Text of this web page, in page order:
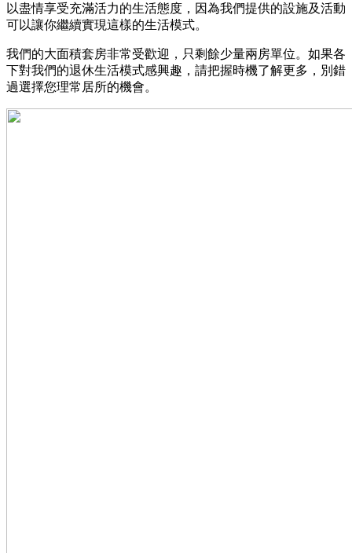
以盡情享受充滿活力的生活態度，因為我們提供的設施及活動
可以讓你繼續實現這樣的生活模式。
我們的大面積套房非常受歡迎，只剩餘少量兩房單位。如果各
下對我們的退休生活模式感興趣，請把握時機了解更多，別錯
過選擇您理常居所的機會。